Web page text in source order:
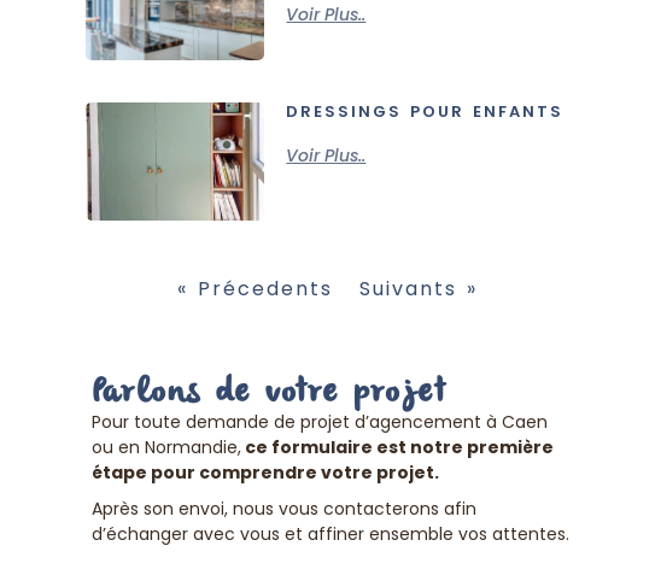
Voir Plus..
DRESSINGS POUR ENFANTS
Voir Plus..
« Précedents Suivants »
Parlons de votre projet
Pour toute demande de projet d’agencement à Caen
ou en Normandie, ce formulaire est notre première
étape pour comprendre votre projet.
Après son envoi, nous vous contacterons afin
d’échanger avec vous et affiner ensemble vos attentes.